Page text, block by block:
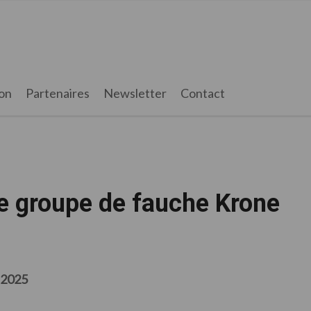
Partenaires Newsletter Contact
groupe de fauche Krone